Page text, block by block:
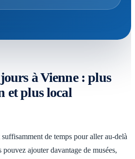
à Vienne : plus
et plus local
de temps pour aller au-delà
ajouter davantage de musées,